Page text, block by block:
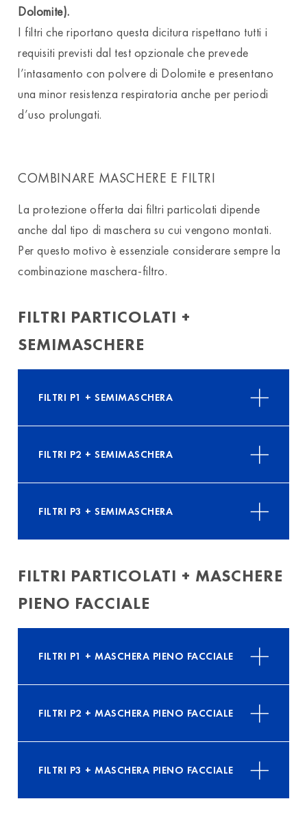
Dolomite).
I filtri che riportano questa dicitura rispettano tutti i
requisiti previsti dal test opzionale che prevede
l’intasamento con polvere di Dolomite e presentano
una minor resistenza respiratoria anche per periodi
d’uso prolungati.
COMBINARE MASCHERE E FILTRI
La protezione offerta dai filtri particolati dipende
anche dal tipo di maschera su cui vengono montati.
Per questo motivo è essenziale considerare sempre la
combinazione maschera-filtro.
FILTRI PARTICOLATI +
SEMIMASCHERE
FILTRI P1 + SEMIMASCHERA
FILTRI P2 + SEMIMASCHERA
FILTRI P3 + SEMIMASCHERA
FILTRI PARTICOLATI + MASCHERE
PIENO FACCIALE
FILTRI P1 + MASCHERA PIENO FACCIALE
FILTRI P2 + MASCHERA PIENO FACCIALE
FILTRI P3 + MASCHERA PIENO FACCIALE